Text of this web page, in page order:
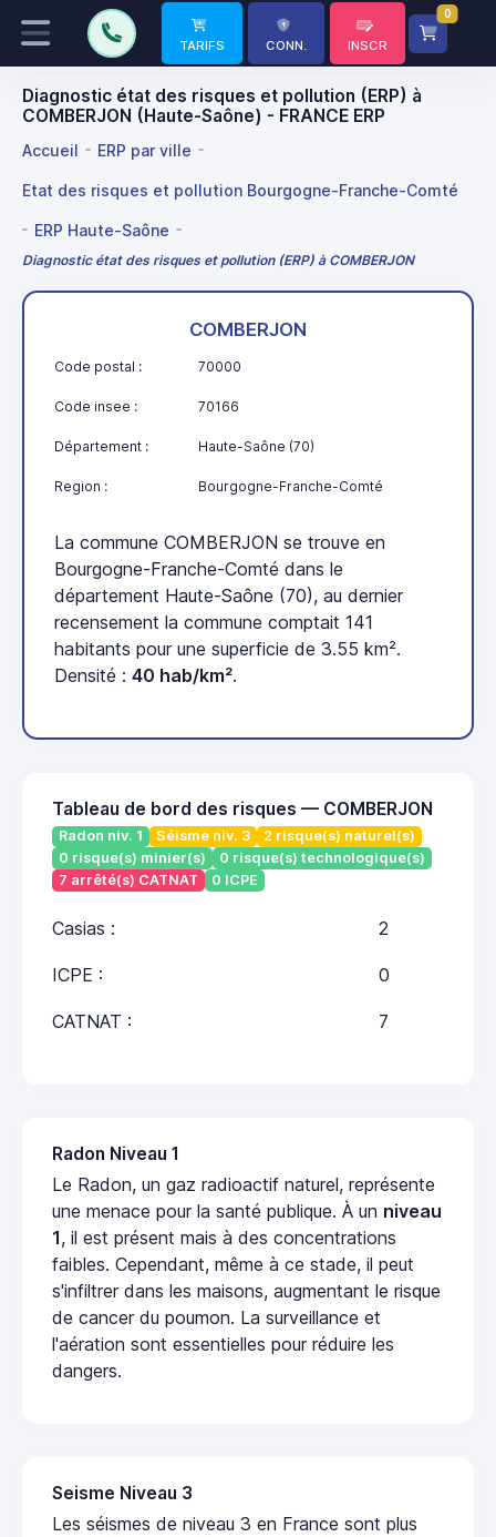
TARIFS CONN. INSCR
0
Diagnostic état des risques et pollution (ERP) à
COMBERJON (Haute-Saône) - FRANCE ERP
Accueil ERP par ville
Etat des risques et pollution Bourgogne-Franche-Comté
ERP Haute-Saône
Diagnostic état des risques et pollution (ERP) à COMBERJON
COMBERJON
Code postal : 70000
Code insee : 70166
Département : Haute-Saône (70)
Region : Bourgogne-Franche-Comté
La commune COMBERJON se trouve en
Bourgogne-Franche-Comté dans le
département Haute-Saône (70), au dernier
recensement la commune comptait 141
habitants pour une superficie de 3.55 km².
Densité : 40 hab/km².
Tableau de bord des risques — COMBERJON
Radon niv. 1 Séisme niv. 3
2 risque(s) naturel(s)
0 risque(s) minier(s)
0 risque(s) technologique(s)
7 arrêté(s) CATNAT
0 ICPE
Casias : 2
ICPE : 0
CATNAT : 7
Radon Niveau 1
Le Radon, un gaz radioactif naturel, représente
une menace pour la santé publique. À un niveau
1, il est présent mais à des concentrations
faibles. Cependant, même à ce stade, il peut
s'infiltrer dans les maisons, augmentant le risque
de cancer du poumon. La surveillance et
l'aération sont essentielles pour réduire les
dangers.
Seisme Niveau 3
Les séismes de niveau 3 en France sont plus